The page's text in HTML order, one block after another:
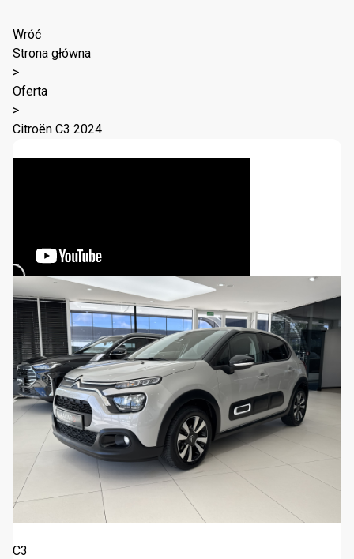
Wróć
Strona główna
>
Oferta
>
Citroën C3 2024
Citroën C3 1.2 PureTech Max 2024
C3